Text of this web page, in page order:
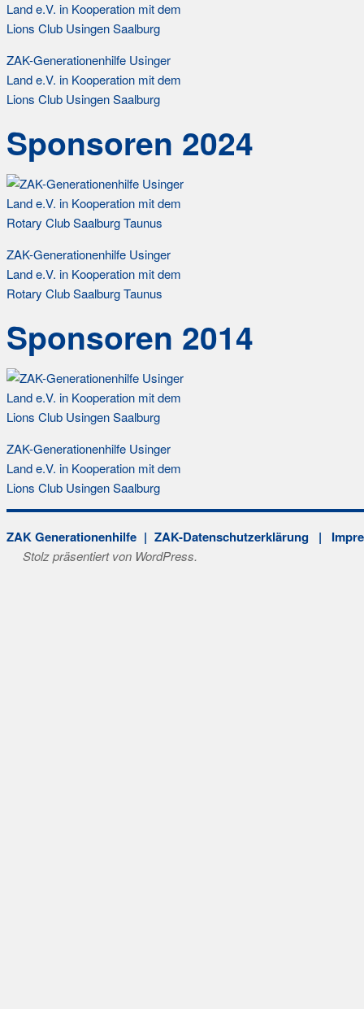
ZAK-Generationenhilfe Usinger
Land e.V. in Kooperation mit dem
Lions Club Usingen Saalburg
Sponsoren 2024
ZAK-Generationenhilfe Usinger
Land e.V. in Kooperation mit dem
Rotary Club Saalburg Taunus
Sponsoren 2014
ZAK-Generationenhilfe Usinger
Land e.V. in Kooperation mit dem
Lions Club Usingen Saalburg
ZAK Generationenhilfe ZAK-Datenschutzerklärung |
Stolz präsentiert von WordPress.